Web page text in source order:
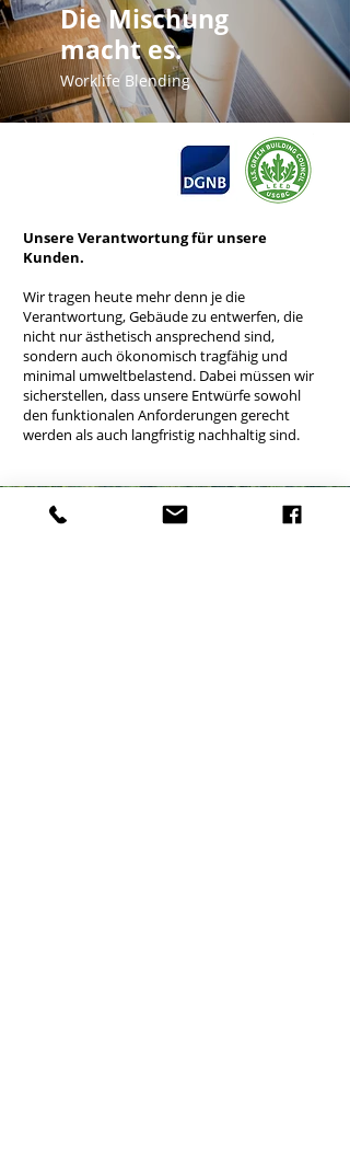
Die Mischung
macht es.
Worklife Blending
Unsere Verantwortung für unsere
Kunden.
Wir tragen heute mehr denn je die
Verantwortung, Gebäude zu entwerfen, die
nicht nur ästhetisch ansprechend sind,
sondern auch ökonomisch tragfähig und
minimal umweltbelastend. Dabei müssen wir
sicherstellen, dass unsere Entwürfe sowohl
den funktionalen Anforderungen gerecht
werden als auch langfristig nachhaltig sind.